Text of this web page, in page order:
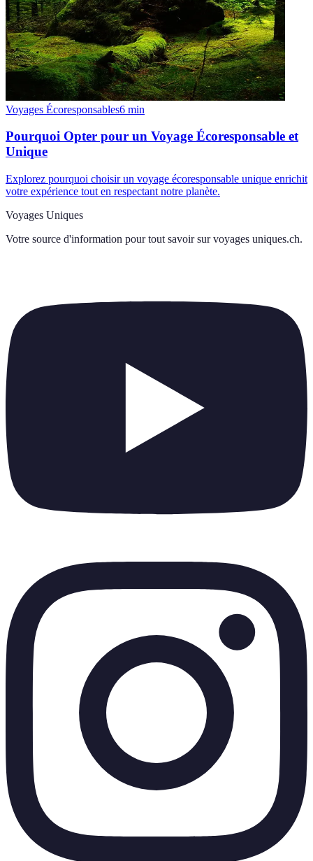
Voyages Écoresponsables6 min
Pourquoi Opter pour un Voyage Écoresponsable et
Unique
Explorez pourquoi choisir un voyage écoresponsable unique enrichit
votre expérience tout en respectant notre planète.
Voyages Uniques
Votre source d'information pour tout savoir sur voyages uniques.ch.